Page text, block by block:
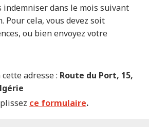
indemniser dans le mois suivant
Pour cela, vous devez soit
ou bien envoyez votre
adresse : Route du Port, 15,
ce formulaire.